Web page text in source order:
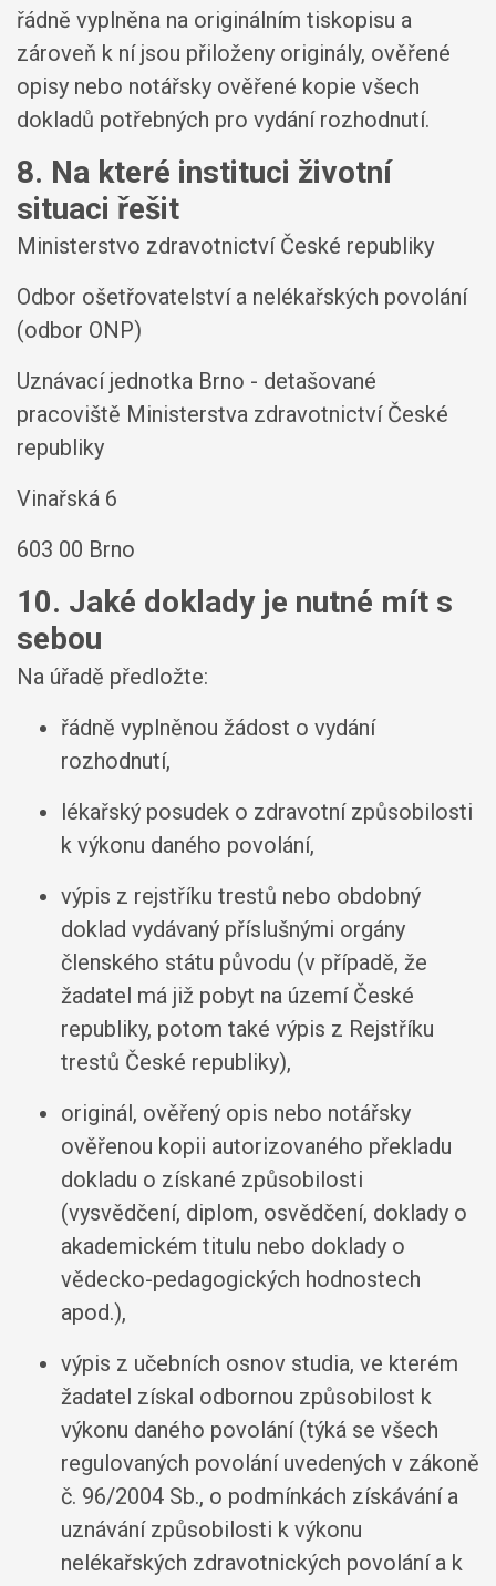
řádně vyplněna na originálním tiskopisu a
zároveň k ní jsou přiloženy originály, ověřené
opisy nebo notářsky ověřené kopie všech
dokladů potřebných pro vydání rozhodnutí.
8. Na které instituci životní
situaci řešit
Ministerstvo zdravotnictví České republiky
Odbor ošetřovatelství a nelékařských povolání
(odbor ONP)
Uznávací jednotka Brno - detašované
pracoviště Ministerstva zdravotnictví České
republiky
Vinařská 6
603 00 Brno
10. Jaké doklady je nutné mít s
sebou
Na úřadě předložte:
řádně vyplněnou žádost o vydání
rozhodnutí,
lékařský posudek o zdravotní způsobilosti
k výkonu daného povolání,
výpis z rejstříku trestů nebo obdobný
doklad vydávaný příslušnými orgány
členského státu původu (v případě, že
žadatel má již pobyt na území České
republiky, potom také výpis z Rejstříku
trestů České republiky),
originál, ověřený opis nebo notářsky
ověřenou kopii autorizovaného překladu
dokladu o získané způsobilosti
(vysvědčení, diplom, osvědčení, doklady o
akademickém titulu nebo doklady o
vědecko-pedagogických hodnostech
apod.),
výpis z učebních osnov studia, ve kterém
žadatel získal odbornou způsobilost k
výkonu daného povolání (týká se všech
regulovaných povolání uvedených v zákoně
č. 96/2004 Sb., o podmínkách získávání a
uznávání způsobilosti k výkonu
nelékařských zdravotnických povolání a k